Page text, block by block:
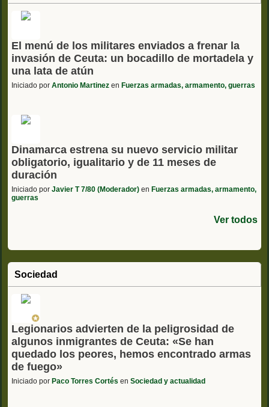
El menú de los militares enviados a frenar la
invasión de Ceuta: un bocadillo de mortadela y
una lata de atún
Iniciado por Antonio Martinez en Fuerzas armadas, armamento, guerras
Dinamarca estrena su nuevo servicio militar
obligatorio, igualitario y de 11 meses de
duración
Iniciado por Javier T 7/80 (Moderador) en Fuerzas armadas, armamento,
guerras
Ver todos
Sociedad
Legionarios advierten de la peligrosidad de
algunos inmigrantes de Ceuta: «Se han
quedado los peores, hemos encontrado armas
de fuego»
Iniciado por Paco Torres Cortés en Sociedad y actualidad